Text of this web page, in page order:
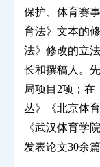
保护、体育赛
育法》文本的
法》修改的立
长和撰稿人。
局项目 2项；在
丛》《北京体
《武汉体育学
发表论文30余篇